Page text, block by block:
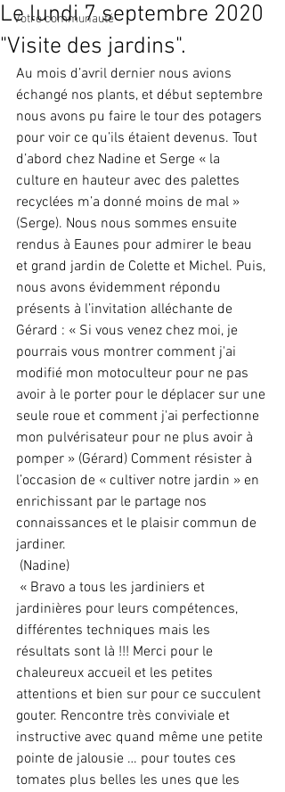
Votre communauté
Le lundi 7 septembre 2020
"Visite des jardins".
Au mois d’avril dernier nous avions
échangé nos plants, et début septembre
nous avons pu faire le tour des potagers
pour voir ce qu’ils étaient devenus. Tout
d’abord chez Nadine et Serge « la
culture en hauteur avec des palettes
recyclées m’a donné moins de mal »
(Serge). Nous nous sommes ensuite
rendus à Eaunes pour admirer le beau
et grand jardin de Colette et Michel. Puis,
nous avons évidemment répondu
présents à l’invitation alléchante de
Gérard : « Si vous venez chez moi, je
pourrais vous montrer comment j'ai
modifié mon motoculteur pour ne pas
avoir à le porter pour le déplacer sur une
seule roue et comment j'ai perfectionne
mon pulvérisateur pour ne plus avoir à
pomper » (Gérard) Comment résister à
l’occasion de « cultiver notre jardin » en
enrichissant par le partage nos
connaissances et le plaisir commun de
jardiner.
(Nadine)
jardinières pour leurs compétences,
différentes techniques mais les
résultats sont là !!! Merci pour le
chaleureux accueil et les petites
attentions et bien sur pour ce succulent
gouter. Rencontre très conviviale et
instructive avec quand même une petite
pointe de jalousie … pour toutes ces
tomates plus belles les unes que les